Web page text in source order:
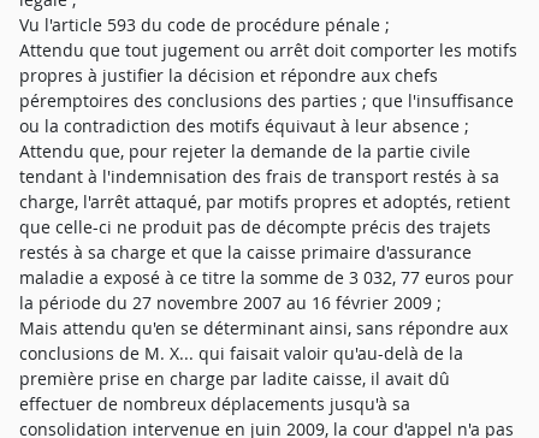
Vu l'article 593 du code de procédure pénale ;
Attendu que tout jugement ou arrêt doit comporter les motifs
propres à justifier la décision et répondre aux chefs
péremptoires des conclusions des parties ; que l'insuffisance
ou la contradiction des motifs équivaut à leur absence ;
Attendu que, pour rejeter la demande de la partie civile
tendant à l'indemnisation des frais de transport restés à sa
charge, l'arrêt attaqué, par motifs propres et adoptés, retient
que celle-ci ne produit pas de décompte précis des trajets
restés à sa charge et que la caisse primaire d'assurance
maladie a exposé à ce titre la somme de 3 032, 77 euros pour
la période du 27 novembre 2007 au 16 février 2009 ;
Mais attendu qu'en se déterminant ainsi, sans répondre aux
conclusions de M. X... qui faisait valoir qu'au-delà de la
première prise en charge par ladite caisse, il avait dû
effectuer de nombreux déplacements jusqu'à sa
consolidation intervenue en juin 2009, la cour d'appel n'a pas